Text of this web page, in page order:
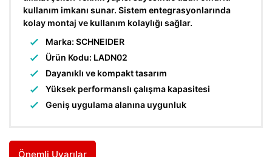
kullanım imkanı sunar. Sistem entegrasyonlarında
kolay montaj ve kullanım kolaylığı sağlar.
Marka: SCHNEIDER
Ürün Kodu: LADN02
Dayanıklı ve kompakt tasarım
Yüksek performanslı çalışma kapasitesi
Geniş uygulama alanına uygunluk
Önemli Uyarılar